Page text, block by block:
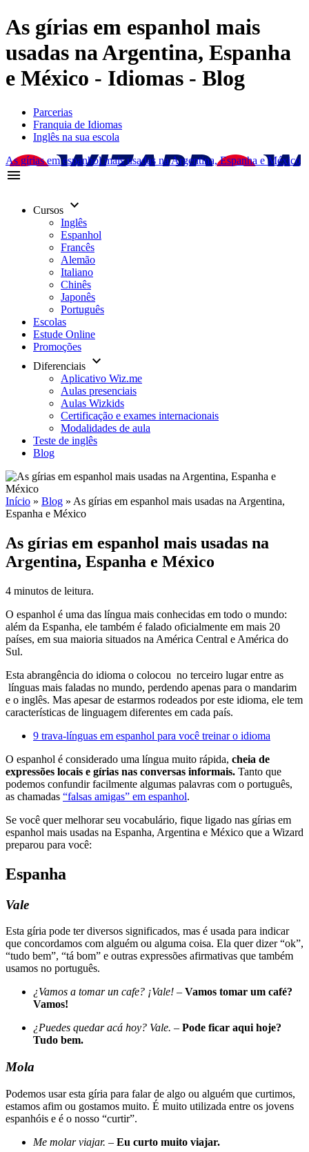
As gírias em espanhol mais
usadas na Argentina, Espanha
e México - Idiomas - Blog
Parcerias
Franquia de Idiomas
Inglês na sua escola
As gírias em espanhol mais usadas na Argentina, Espanha e México
menu
Cursos keyboard_arrow_down
Inglês
Espanhol
Francês
Alemão
Italiano
Chinês
Japonês
Português
Escolas
Estude Online
Promoções
Diferenciais keyboard_arrow_down
Aplicativo Wiz.me
Aulas presenciais
Aulas Wizkids
Certificação e exames internacionais
Modalidades de aula
Teste de inglês
Blog
Início » Blog » As gírias em espanhol mais usadas na Argentina,
Espanha e México
As gírias em espanhol mais usadas na
Argentina, Espanha e México
4 minutos de leitura.
O espanhol é uma das língua mais conhecidas em todo o mundo:
além da Espanha, ele também é falado oficialmente em mais 20
países, em sua maioria situados na América Central e América do
Sul.
Esta abrangência do idioma o colocou no terceiro lugar entre as
línguas mais faladas no mundo, perdendo apenas para o mandarim
e o inglês. Mas apesar de estarmos rodeados por este idioma, ele tem
características de linguagem diferentes em cada país.
9 trava-línguas em espanhol para você treinar o idioma
O espanhol é considerado uma língua muito rápida, cheia de
expressões locais e gírias nas conversas informais. Tanto que
podemos confundir facilmente algumas palavras com o português,
as chamadas “falsas amigas” em espanhol.
Se você quer melhorar seu vocabulário, fique ligado nas gírias em
espanhol mais usadas na Espanha, Argentina e México que a Wizard
preparou para você:
Espanha
Vale
Esta gíria pode ter diversos significados, mas é usada para indicar
que concordamos com alguém ou alguma coisa. Ela quer dizer “ok”,
“tudo bem”, “tá bom” e outras expressões afirmativas que também
usamos no português.
¿Vamos a tomar un cafe? ¡Vale! – Vamos tomar um café?
Vamos!
¿Puedes quedar acá hoy? Vale. – Pode ficar aqui hoje?
Tudo bem.
Mola
Podemos usar esta gíria para falar de algo ou alguém que curtimos,
estamos afim ou gostamos muito. É muito utilizada entre os jovens
espanhóis e é o nosso “curtir”.
Me molar viajar. – Eu curto muito viajar.